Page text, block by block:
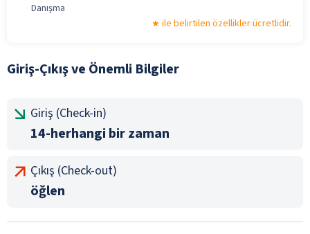
Danışma
ile belirtilen özellikler ücretlidir.
Giriş-Çıkış ve Önemli Bilgiler
Giriş (Check-in)
14-herhangi bir zaman
Çıkış (Check-out)
öğlen